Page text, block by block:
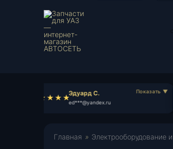
Эдуард С.
ed***@yandex.ru
Главная » Электрооборудование